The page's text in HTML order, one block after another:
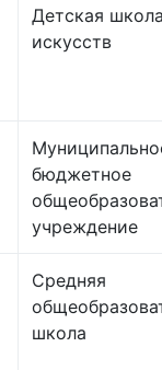
Детская
искусств
бюджетное
учреждение
Средняя
школа